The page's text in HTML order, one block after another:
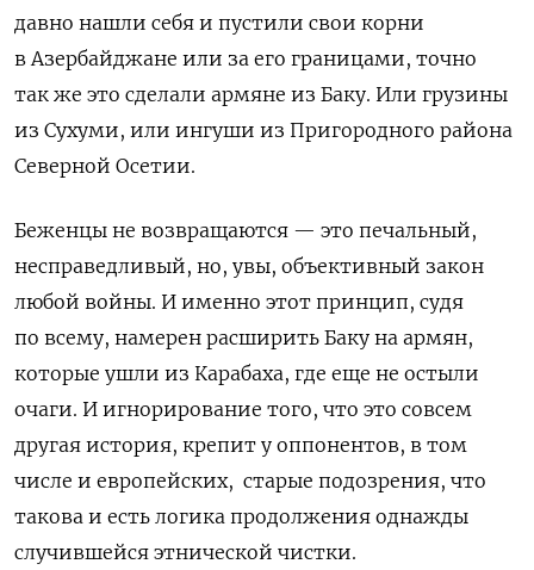
давно нашли себя и пустили свои корни
в Азербайджане или за его границами, точно
так же это сделали армяне из Баку. Или грузины
из Сухуми, или ингуши из Пригородного района
Северной Осетии.
Беженцы не возвращаются — это печальный,
несправедливый, но, увы, объективный закон
любой войны. И именно этот принцип, судя
по всему, намерен расширить Баку на армян,
которые ушли из Карабаха, где еще не остыли
очаги. И игнорирование того, что это совсем
другая история, крепит у оппонентов, в том
числе и европейских, старые подозрения, что
такова и есть логика продолжения однажды
случившейся этнической чистки.